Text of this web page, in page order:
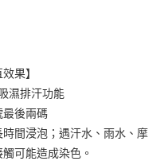
台北富邦商業銀行
兆豐國際商業銀行
台中商業銀行
華泰商業銀行
遠東國際商業銀行
永豐商業銀行
果】
濕排汗功能
最後兩碼
間浸泡；遇汗水、雨水、摩
可能造成染色。